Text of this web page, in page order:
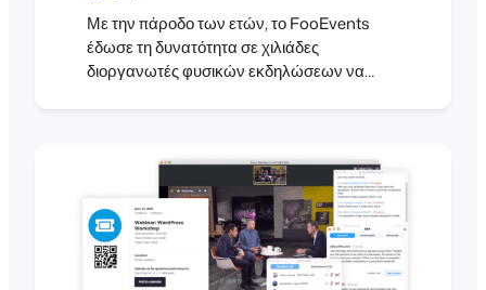
Με την πάροδο των ετών, το FooEvents
έδωσε τη δυνατότητα σε χιλιάδες
διοργανωτές φυσικών εκδηλώσεων να
εκδηλώσεις αναγκάστηκαν να αναβάλουν
ή να μεταφερθούν στο διαδίκτυο ως
εικονικές εκδηλώσεις. Είμαστε πλήρως
αφοσιωμένοι στο να βοηθήσουμε τους
διοργανωτές εκδηλώσεων να πλοηγηθούν
σε αυτά τα αχαρτογράφητα νερά και